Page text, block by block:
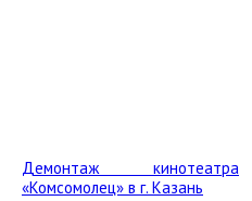
Демонтаж кинотеатра
«Комсомолец» в г. Казань